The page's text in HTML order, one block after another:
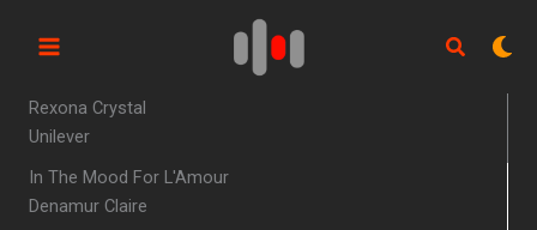
Rexona Crystal
Unilever
In The Mood For L'Amour
Denamur Claire